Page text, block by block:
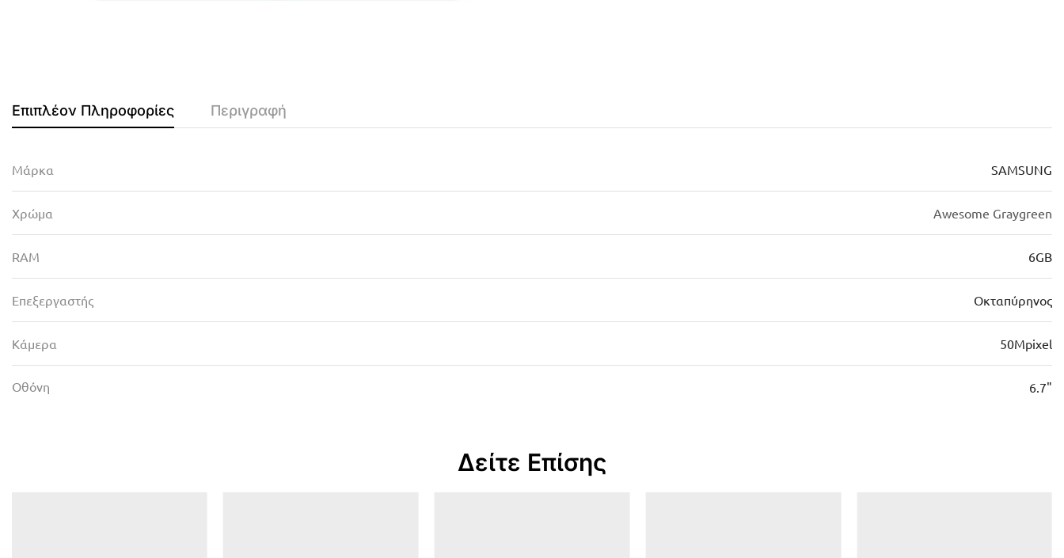
Επιπλέον Πληροφορίες Περιγραφή
Μάρκα SAMSUNG
Χρώμα Awesome Graygreen
RAM 6GB
Επεξεργαστής Οκταπύρηνος
Κάμερα 50Mpixel
Οθόνη 6.7"
Δείτε Επίσης